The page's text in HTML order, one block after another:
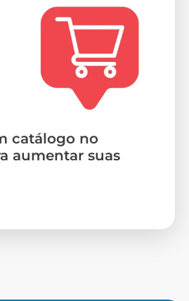
catálogo no
aumentar suas